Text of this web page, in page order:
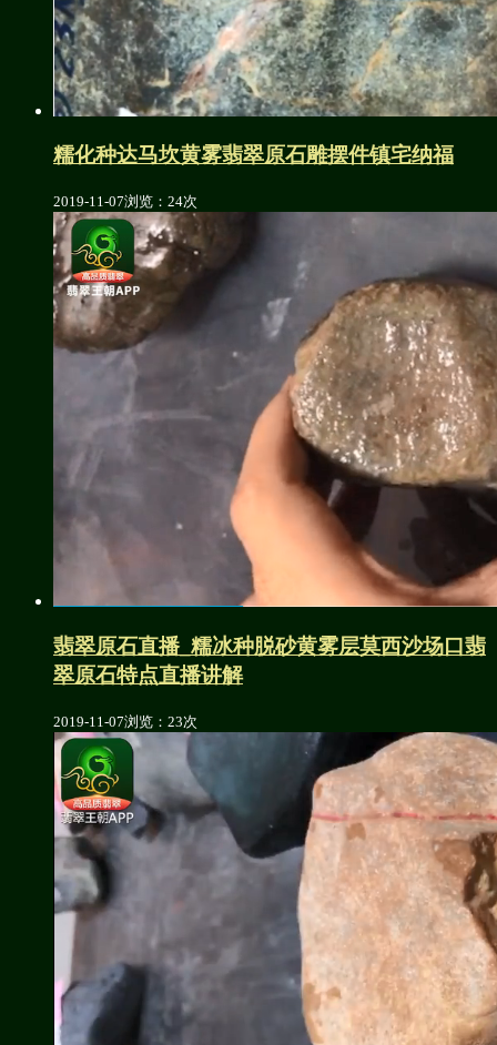
糯化种达马坎黄雾翡翠原石雕摆件镇宅纳福
2019-11-07浏览：24次
翡翠原石直播_糯冰种脱砂黄雾层莫西沙场口翡
翠原石特点直播讲解
2019-11-07浏览：23次